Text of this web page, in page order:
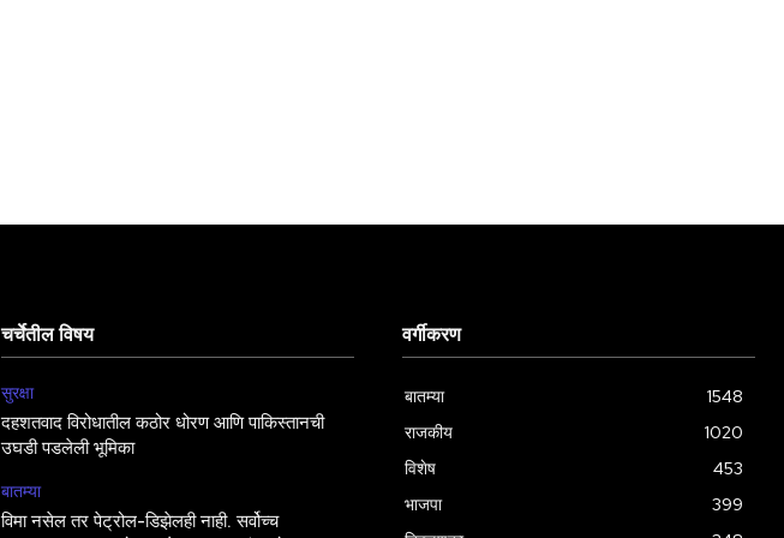
चर्चेतील विषय
सुरक्षा
दहशतवाद विरोधातील कठोर धोरण आणि पाकिस्तानची
उघडी पडलेली भूमिका
बातम्या
विमा नसेल तर पेट्रोल-डिझेलही नाही. सर्वोच्च
वर्गीकरण
बातम्या
1548
राजकीय
1020
विशेष
453
भाजपा
399